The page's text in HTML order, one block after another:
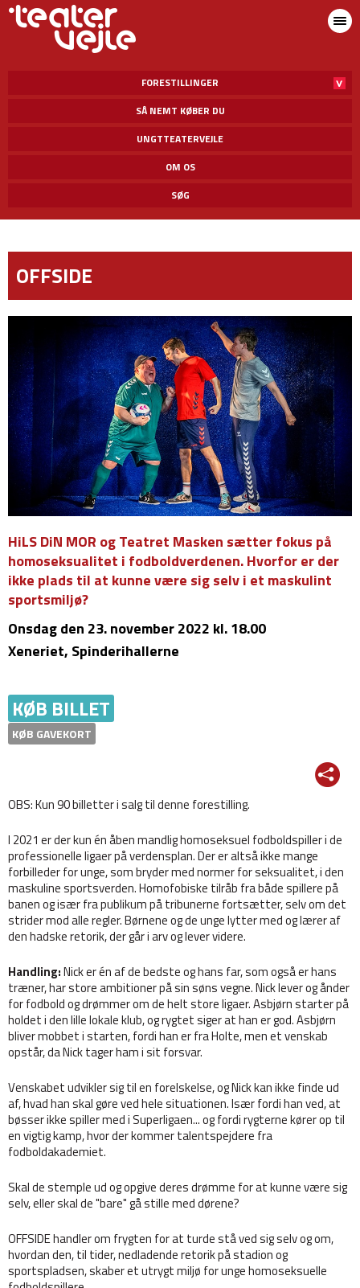
FORESTILLINGER
SÅ NEMT KØBER DU
UNGTTEATERVEJLE
OM OS
SØG
OFFSIDE
HiLS DiN MOR og Teatret Masken sætter fokus på
homoseksualitet i fodboldverdenen. Hvorfor er der
ikke plads til at kunne være sig selv i et maskulint
sportsmiljø?
Onsdagden 23. november 2022 kl. 18.00
Xeneriet, Spinderihallerne
KØB BILLET
KØB GAVEKORT
OBS: Kun 90 billetter i salg til denne forestilling.
I 2021 er der kun én åben mandlig homoseksuel fodboldspiller i de
professionelle ligaer på verdensplan. Der er altså ikke mange
forbilleder for unge, som bryder med normer for seksualitet, i den
maskuline sportsverden. Homofobiske tilråb fra både spillere på
banen og især fra publikum på tribunerne fortsætter, selv om det
strider mod alle regler. Børnene og de unge lytter med og lærer af
den hadske retorik, der går i arv og lever videre.
Handling:Nick er én af de bedste og hans far, som også er hans
træner, har store ambitioner på sin søns vegne. Nick lever og ånder
for fodbold og drømmer om de helt store ligaer. Asbjørn starter på
holdet i den lille lokale klub, og rygtet siger at han er god. Asbjørn
bliver mobbet i starten, fordi han er fra Holte, men et venskab
opstår, da Nick tager ham i sit forsvar.
Venskabet udvikler sig til en forelskelse, og Nick kan ikke finde ud
af, hvad han skal gøre ved hele situationen. Især fordi han ved, at
bøsser ikke spiller med i Superligaen... og fordi rygterne kører op til
en vigtig kamp, hvor der kommer talentspejdere fra
fodboldakademiet.
Skal de stemple ud og opgive deres drømme for at kunne være sig
selv, eller skal de "bare" gå stille med dørene?
OFFSIDE handler om frygten for at turde stå ved sig selv og om,
hvordan den, til tider, nedladende retorik på stadion og
sportspladsen, skaber et utrygt miljø for unge homoseksuelle